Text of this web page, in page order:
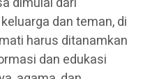
dan teman, di
harus ditanamkan
dan edukasi